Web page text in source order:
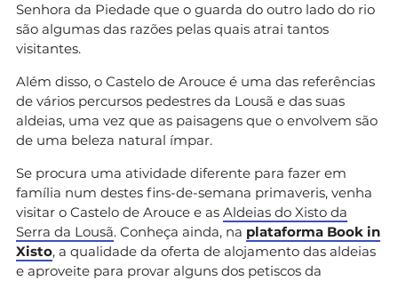
Senhora da Piedade que o guarda do outro lado do rio
são algumas das razões pelas quais atrai tantos
visitantes.
Além disso, o Castelo de Arouce é uma das referências
de vários percursos pedestres da Lousã e das suas
aldeias, uma vez que as paisagens que o envolvem são
de uma beleza natural ímpar.
Se procura uma atividade diferente para fazer em
família num destes fins-de-semana primaveris, venha
visitar o Castelo de Arouce e as Aldeias do Xisto da
Serra da Lousã. Conheça ainda, na plataforma Book in
Xisto, a qualidade da oferta de alojamento das aldeias
e aproveite para provar alguns dos petiscos da